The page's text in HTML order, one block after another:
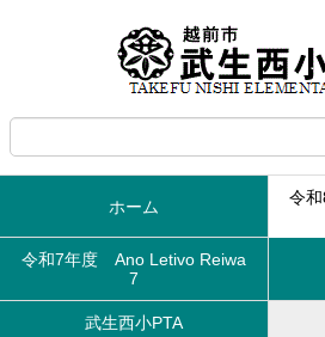
ホーム
令
令和7年度 Ano Letivo Reiwa
7
武生西小PTA